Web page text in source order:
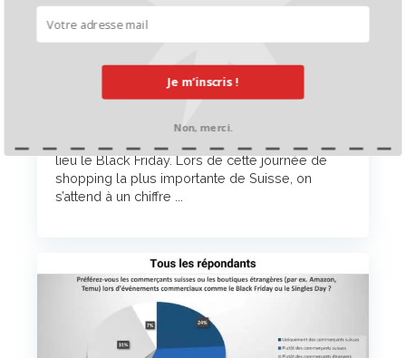
Black Friday: Un Suisse sur quatre utilise l’IA
lieu le Black Friday. Lors de cette journée de
shopping la plus importante de Suisse, on
s’attend à un chiffre ...
Je m’inscris !
Non, merci.